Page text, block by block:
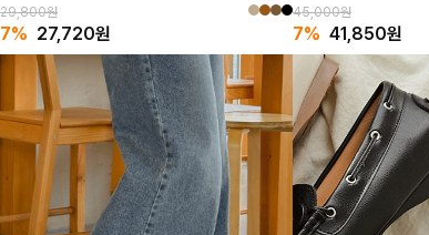
29,800원
7% 27,720원
45,000원
7% 41,850원